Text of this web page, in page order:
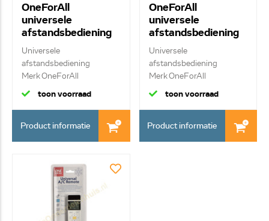
OneForAll
universele
afstandsbediening
voor alle televisies
URC2981
Universele
afstandsbediening
Merk OneForAll
Standaard, exc...
toon voorraad
Product informatie
OneForAll
universele
afstandsbediening
voor streaming
apparaten
URC7935
Universele
afstandsbediening
Merk OneForAll
Vervangende af...
toon voorraad
Product informatie